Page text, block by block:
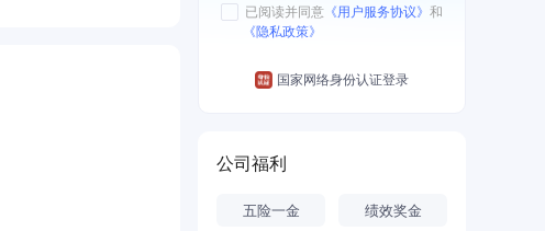
已阅读并同意 《用户服务协议》 和
《隐私政策》
国家网络身份认证登录
公司福利
五险一金 绩效奖金